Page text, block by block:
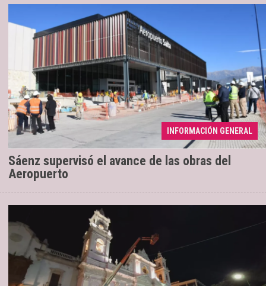
INFORMACIÓN GENERAL
Sáenz supervisó el avance de las obras del
Aeropuerto
04/08/2026 Los trabajos registran un 70% de avance